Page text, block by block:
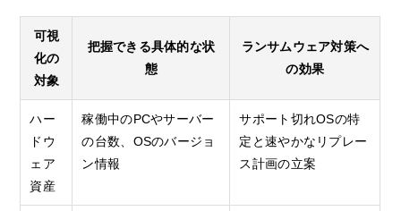
可視
化の
対象
把握できる具体的な状
態
ランサムウェア対策へ
の効果
ハー
ドウ
ェア
資産
稼働中のPCやサーバー
の台数、OSのバージョ
ン情報
サポート切れOSの特
定と速やかなリプレー
ス計画の立案